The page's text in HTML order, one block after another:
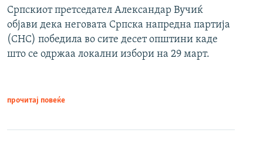
Српскиот претседател Александар Вучиќ
објави дека неговата Српска напредна партија
(СНС) победила во сите десет општини каде
што се одржаа локални избори на 29 март.
прочитај повеќе